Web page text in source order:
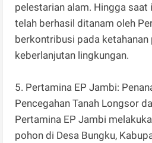
pelestarian alam. Hingga
telah berhasil ditanam oleh
berkontribusi pada ketahanan
keberlanjutan lingkungan.
5. Pertamina EP Jambi:
Pencegahan Tanah Longsor
Pertamina EP Jambi
pohon di Desa Bungku,